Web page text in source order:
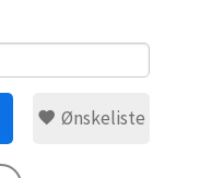
Ønskeliste